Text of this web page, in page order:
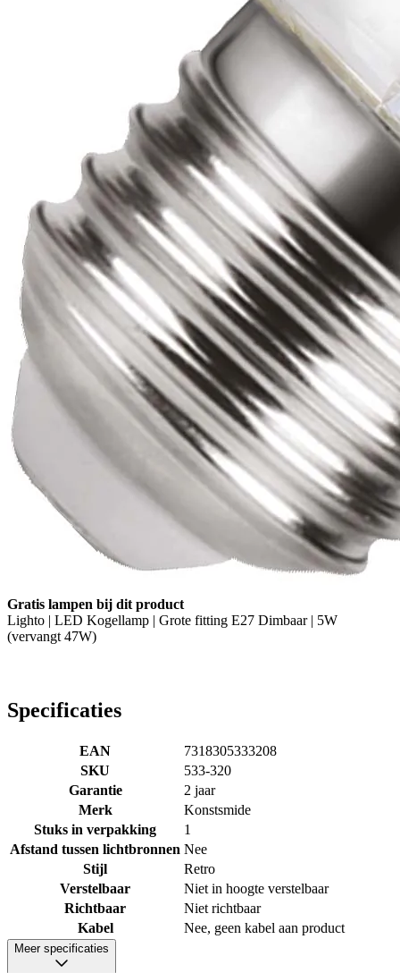
Gratis lampen bij dit product
Lighto | LED Kogellamp | Grote fitting E27 Dimbaar | 5W
(vervangt 47W)
Specificaties
EAN
7318305333208
SKU
533-320
Garantie
2 jaar
Merk
Konstsmide
Stuks in verpakking
1
Afstand tussen lichtbronnen Nee
Stijl
Retro
Verstelbaar
Niet in hoogte verstelbaar
Richtbaar
Niet richtbaar
Kabel
Nee, geen kabel aan product
Meer specificaties